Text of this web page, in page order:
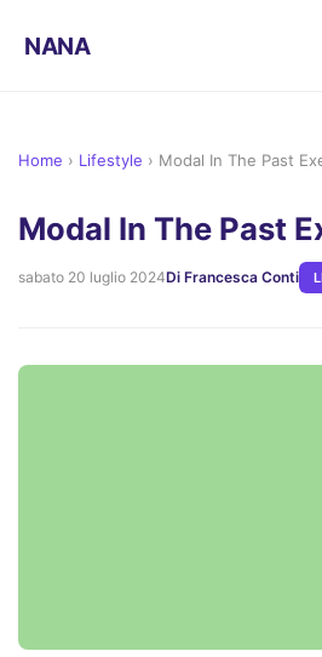
NANA
Home › Lifestyle › Modal In The Past
Modal In The Past
sabato 20 luglio 2024Di Francesca Conti